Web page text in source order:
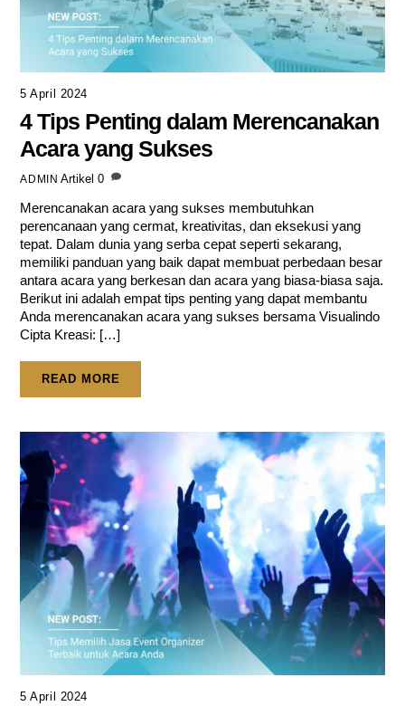
5 April 2024
4 Tips Penting dalam Merencanakan
Acara yang Sukses
ADMIN Artikel 0
Merencanakan acara yang sukses membutuhkan
perencanaan yang cermat, kreativitas, dan eksekusi yang
tepat. Dalam dunia yang serba cepat seperti sekarang,
memiliki panduan yang baik dapat membuat perbedaan besar
antara acara yang berkesan dan acara yang biasa-biasa saja.
Berikut ini adalah empat tips penting yang dapat membantu
Anda merencanakan acara yang sukses bersama Visualindo
Cipta Kreasi: […]
READ MORE
5 April 2024